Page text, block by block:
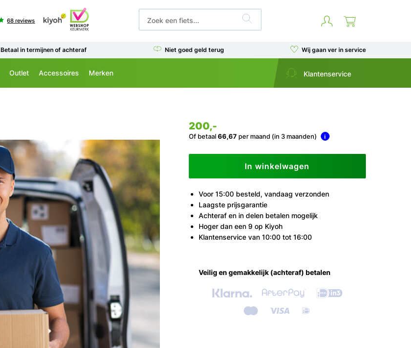
68 reviews
Betaal in termijnen of achteraf Niet goed geld terug Wij gaan ver in service
Outlet Accessoires Merken Klantenservice
200,-
Of betaal66,67per maand (in 3 maanden) i
In winkelwagen
Voor 15:00 besteld, vandaag verzonden
Laagste prijsgarantie
Achteraf en in delen betalen mogelijk
Hoger dan een 9 op Kiyoh
Klantenservice van 10:00 tot 16:00
Veilig en gemakkelijk (achteraf) betalen